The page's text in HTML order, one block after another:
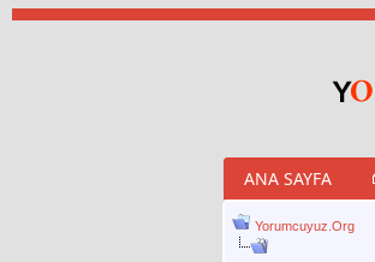
ANA SAYFA
Yorumcuyuz.Org